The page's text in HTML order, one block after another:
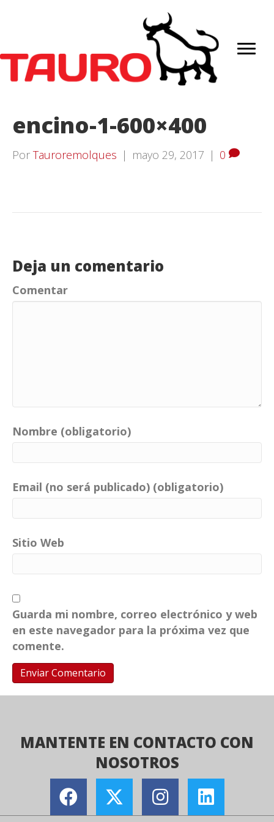
encino-1-600×400
Por Tauroremolques | mayo 29, 2017 | 0
Deja un comentario
Comentar
Nombre (obligatorio)
Email (no será publicado) (obligatorio)
Sitio Web
Guarda mi nombre, correo electrónico y web
en este navegador para la próxima vez que
comente.
MANTENTE EN CONTACTO CON
NOSOTROS